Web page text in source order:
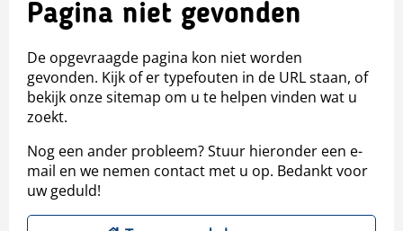
Pagina niet gevonden
De opgevraagde pagina kon niet worden
gevonden. Kijk of er typefouten in de URL staan, of
bekijk onze sitemap om u te helpen vinden wat u
zoekt.
Nog een ander probleem? Stuur hieronder een e-
mail en we nemen contact met u op. Bedankt voor
uw geduld!